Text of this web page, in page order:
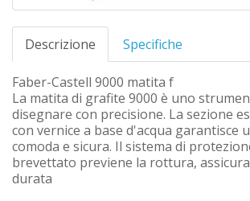
Descrizione Specifiche
Faber-Castell 9000 matita f
La matita di grafite 9000 è uno
disegnare con precisione. La sezione
con vernice a base d'acqua garantisce
comoda e sicura. Il sistema di
brevettato previene la rottura,
durata